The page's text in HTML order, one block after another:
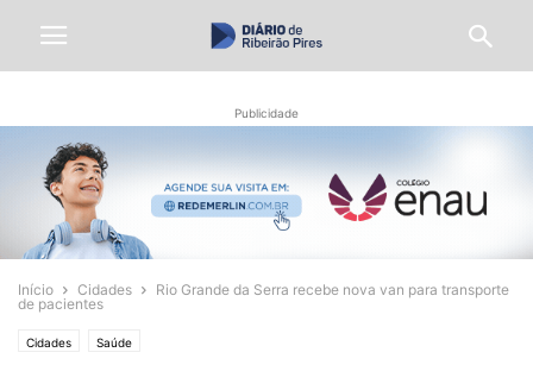
Publicidade
Início Cidades
Rio Grande da Serra recebe nova van para transporte
de pacientes
Cidades Saúde